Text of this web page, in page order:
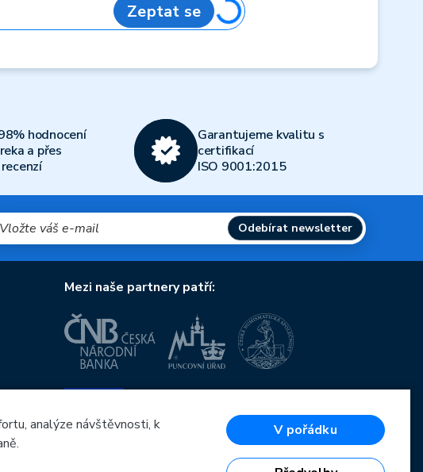
Zeptat se
Loading...
hodnocení
a přes
Garantujeme kvalitu s
certifikací
ISO 9001:2015
Odebírat newsletter
Mezi naše partnery patří:
OP Podnikání a inovace pro konkurenceschopnost
Evropský fond pro regionální rozvoj
Investice do vaší budoucnosti
analýze návštěvnosti, k
V pořádku